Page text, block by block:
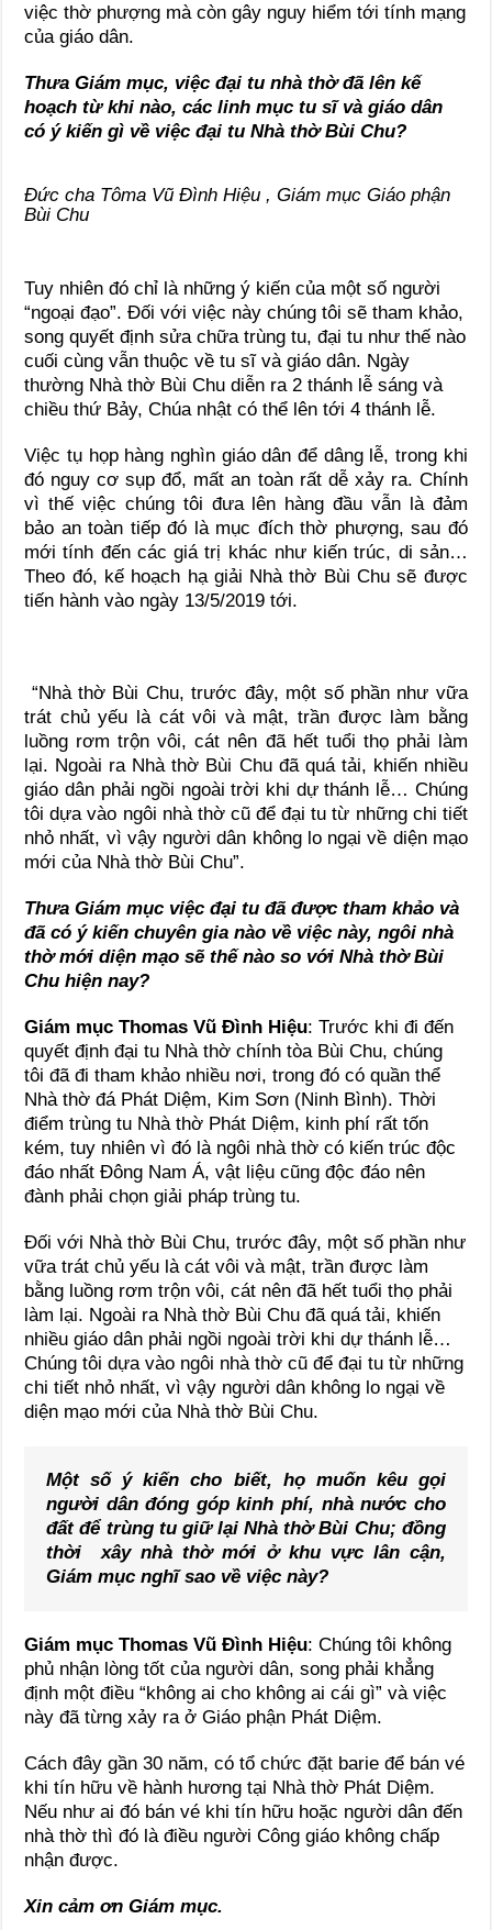
việc thờ phượng mà còn gây nguy hiểm tới tính mạng
của giáo dân.
Thưa Giám mục, việc đại tu nhà thờ đã lên kế
hoạch từ khi nào, các linh mục tu sĩ và giáo dân
có ý kiến gì về việc đại tu Nhà thờ Bùi Chu?
Đức cha Tôma Vũ Đình Hiệu , Giám mục Giáo phận
Bùi Chu
Tuy nhiên đó chỉ là những ý kiến của một số người
“ngoại đạo”. Đối với việc này chúng tôi sẽ tham khảo,
song quyết định sửa chữa trùng tu, đại tu như thế nào
cuối cùng vẫn thuộc về tu sĩ và giáo dân. Ngày
thường Nhà thờ Bùi Chu diễn ra 2 thánh lễ sáng và
chiều thứ Bảy, Chúa nhật có thể lên tới 4 thánh lễ.
Việc tụ họp hàng nghìn giáo dân để dâng lễ, trong khi
đó nguy cơ sụp đổ, mất an toàn rất dễ xảy ra. Chính
vì thế việc chúng tôi đưa lên hàng đầu vẫn là đảm
bảo an toàn tiếp đó là mục đích thờ phượng, sau đó
mới tính đến các giá trị khác như kiến trúc, di sản…
Theo đó, kế hoạch hạ giải Nhà thờ Bùi Chu sẽ được
tiến hành vào ngày 13/5/2019 tới.
“Nhà thờ Bùi Chu, trước đây, một số phần như vữa
trát chủ yếu là cát vôi và mật, trần được làm bằng
luồng rơm trộn vôi, cát nên đã hết tuổi thọ phải làm
lại. Ngoài ra Nhà thờ Bùi Chu đã quá tải, khiến nhiều
giáo dân phải ngồi ngoài trời khi dự thánh lễ… Chúng
tôi dựa vào ngôi nhà thờ cũ để đại tu từ những chi tiết
nhỏ nhất, vì vậy người dân không lo ngại về diện mạo
mới của Nhà thờ Bùi Chu”.
Thưa Giám mục việc đại tu đã được tham khảo và
đã có ý kiến chuyên gia nào về việc này, ngôi nhà
thờ mới diện mạo sẽ thế nào so với Nhà thờ Bùi
Chu hiện nay?
Giám mục Thomas Vũ Đình Hiệu: Trước khi đi đến
quyết định đại tu Nhà thờ chính tòa Bùi Chu, chúng
tôi đã đi tham khảo nhiều nơi, trong đó có quần thể
Nhà thờ đá Phát Diệm, Kim Sơn (Ninh Bình). Thời
điểm trùng tu Nhà thờ Phát Diệm, kinh phí rất tốn
kém, tuy nhiên vì đó là ngôi nhà thờ có kiến trúc độc
đáo nhất Đông Nam Á, vật liệu cũng độc đáo nên
đành phải chọn giải pháp trùng tu.
Đối với Nhà thờ Bùi Chu, trước đây, một số phần như
vữa trát chủ yếu là cát vôi và mật, trần được làm
bằng luồng rơm trộn vôi, cát nên đã hết tuổi thọ phải
làm lại. Ngoài ra Nhà thờ Bùi Chu đã quá tải, khiến
nhiều giáo dân phải ngồi ngoài trời khi dự thánh lễ…
Chúng tôi dựa vào ngôi nhà thờ cũ để đại tu từ những
chi tiết nhỏ nhất, vì vậy người dân không lo ngại về
diện mạo mới của Nhà thờ Bùi Chu.
Một số ý kiến cho biết, họ muốn kêu gọi
người dân đóng góp kinh phí, nhà nước cho
đất để trùng tu giữ lại Nhà thờ Bùi Chu; đồng
thời xây nhà thờ mới ở khu vực lân cận,
Giám mục nghĩ sao về việc này?
Giám mục Thomas Vũ Đình Hiệu: Chúng tôi không
phủ nhận lòng tốt của người dân, song phải khẳng
định một điều “không ai cho không ai cái gì” và việc
này đã từng xảy ra ở Giáo phận Phát Diệm.
Cách đây gần 30 năm, có tổ chức đặt barie để bán vé
khi tín hữu về hành hương tại Nhà thờ Phát Diệm.
Nếu như ai đó bán vé khi tín hữu hoặc người dân đến
nhà thờ thì đó là điều người Công giáo không chấp
nhận được.
Xin cảm ơn Giám mục.